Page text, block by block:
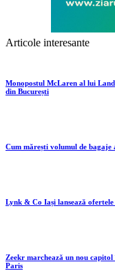
Articole interesante
Monopostul McLaren al lui
din București
Cum mărești volumul de
Lynk & Co Iași lansează
Zeekr marchează un nou
Paris